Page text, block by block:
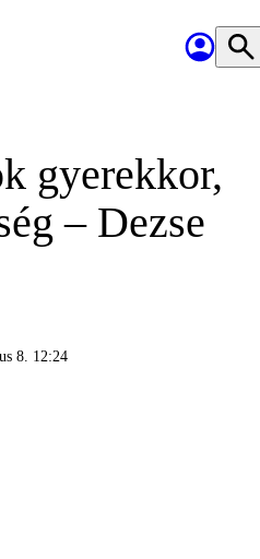
gyerekkor,
– Dezse
8. 12:24